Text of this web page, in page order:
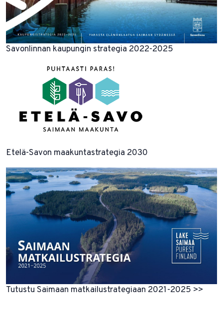
Savonlinnan kaupungin strategia 2022-2025
Etelä-Savon maakuntastrategia 2030
Tutustu Saimaan matkailustrategiaan 2021-2025 >>